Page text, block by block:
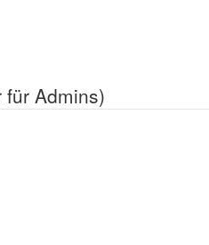
für Admins)